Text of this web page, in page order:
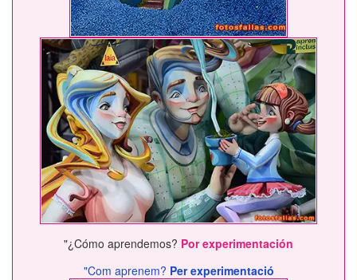
"¿Cómo aprendemos? Por experimentación
"Com aprenem? Per experimentació